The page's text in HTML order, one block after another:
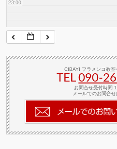
23:00
CIBAYI フラメンコ教室
TEL090-
お問合せ受付時間
メールでのお問合